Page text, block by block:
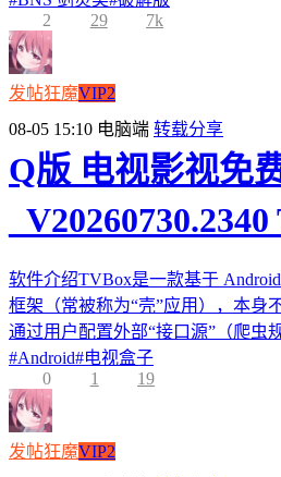
2
29 7k
发帖狂魔VIP2
08-05 15:10 电脑端 转载分享
Q版 电视影视免
软件介绍TVBox是一款基于
框架（常被称为“壳”应用），本身
通过用户配置外部“接口源”（爬虫
#Android#电视盒子
0
1 19
发帖狂魔VIP2